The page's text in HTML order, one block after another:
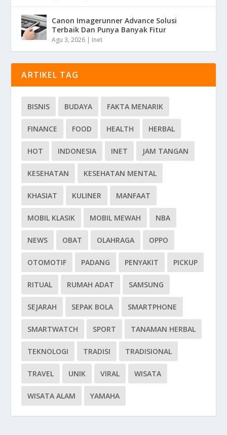
Canon Imagerunner Advance Solusi
Terbaik Dan Punya Banyak Fitur
Agu 3, 2026 | Inet
ARTIKEL TAG
BISNIS BUDAYA FAKTA MENARIK
FINANCE FOOD HEALTH HERBAL
HOT INDONESIA INET JAM TANGAN
KESEHATAN KESEHATAN MENTAL
KHASIAT KULINER MANFAAT
MOBIL KLASIK MOBIL MEWAH NBA
NEWS OBAT OLAHRAGA OPPO
OTOMOTIF PADANG PENYAKIT PICKUP
RITUAL RUMAH ADAT SAMSUNG
SEJARAH SEPAK BOLA SMARTPHONE
SMARTWATCH SPORT TANAMAN HERBAL
TEKNOLOGI TRADISI TRADISIONAL
TRAVEL UNIK VIRAL WISATA
WISATA ALAM YAMAHA